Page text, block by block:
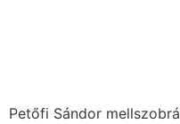
Petőfi Sándor